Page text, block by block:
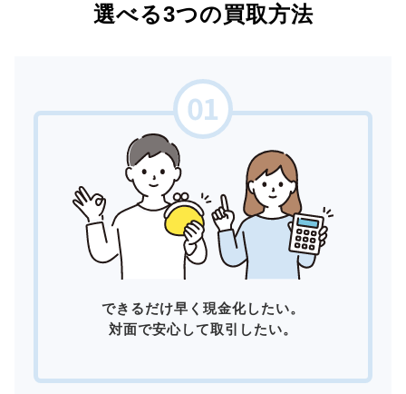
選べる3つの買取方法
できるだけ早く現金化したい。
対面で安心して取引したい。